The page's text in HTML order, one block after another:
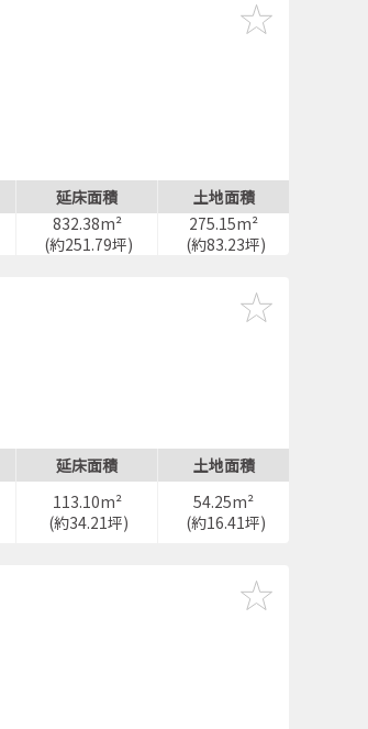
延床面積 土地面積
832.38m²
(約251.79坪)
275.15m²
(約83.23坪)
延床面積 土地面積
113.10m²
(約34.21坪)
54.25m²
(約16.41坪)